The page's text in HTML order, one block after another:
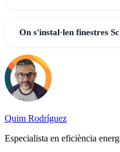
On s'instal·len finestres
Quim Rodríguez
Especialista en eficiència